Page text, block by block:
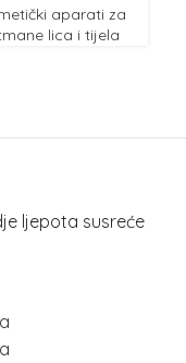
aparati za
lica i tijela
ljepota susreće